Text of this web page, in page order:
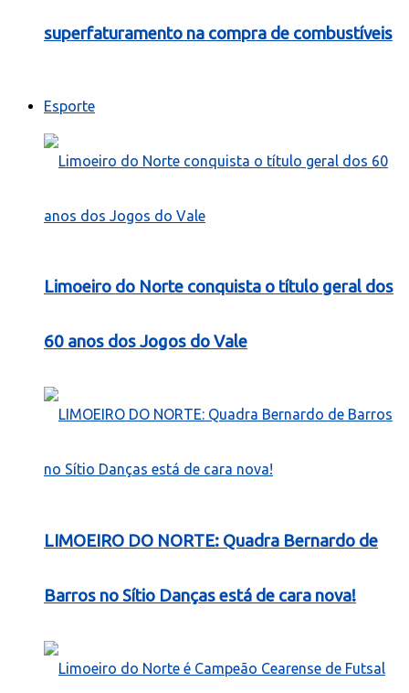
superfaturamento na compra de combustíveis
Esporte
Limoeiro do Norte conquista o título geral dos
60 anos dos Jogos do Vale
LIMOEIRO DO NORTE: Quadra Bernardo de
Barros no Sítio Danças está de cara nova!